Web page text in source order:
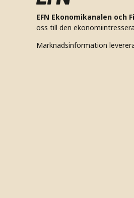
EFN Ekonomikanalen och
oss till den
Marknadsinformation